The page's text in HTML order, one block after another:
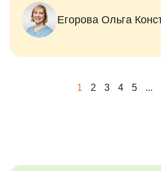
лечения. Даже в непростых
находила решение, и
отношение — теперь знаю, к
Егорова Ольга
1 2 3 4 5 ...